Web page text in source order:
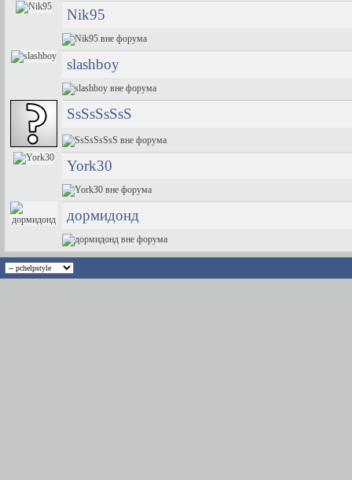
Nik95
slashboy
SsSsSsSsS
York30
дормидонд